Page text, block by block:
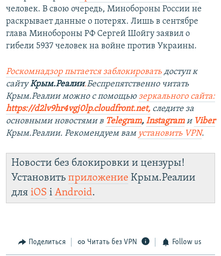
человек. В свою очередь, Минобороны России не
раскрывает данные о потерях. Лишь в сентябре
глава Минобороны РФ Сергей Шойгу заявил о
гибели 5937 человек на войне против Украины.
Роскомнадзор пытается заблокировать доступ к
сайтуКрым.Реалии.Беспрепятственно читать
Крым.Реалии можно с помощью зеркального сайта:
https://d2lv9hr4vgj0lp.cloudfront.net, следите за
основными новостями в Telegram, Instagramи Viber
Крым.Реалии. Рекомендуем вам установить VPN.
Новости без блокировки и цензуры!
Установить приложение Крым.Реалии
для iOS і Android.
Поделиться Читать без VPN Follow us